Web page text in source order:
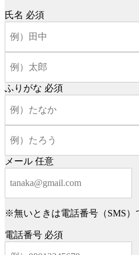
氏名 必須
ふりがな 必須
メール 任意
※無いときは電話番号（SMS）
電話番号 必須